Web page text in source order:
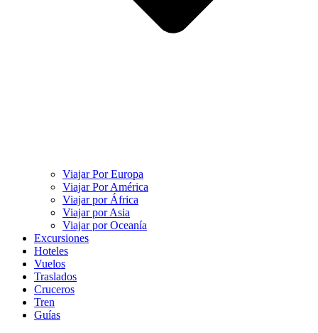
Viajar Por Europa
Viajar Por América
Viajar por África
Viajar por Asia
Viajar por Oceanía
Excursiones
Hoteles
Vuelos
Traslados
Cruceros
Tren
Guías